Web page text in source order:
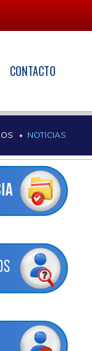
CONTACTO
NOTICIAS